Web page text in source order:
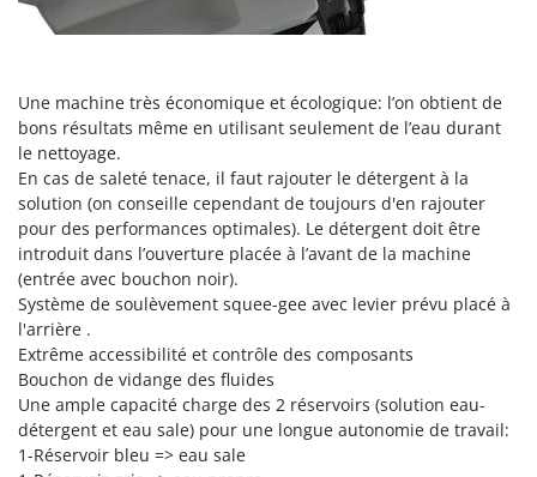
Sécateurs électriques à batterie
Sécateurs pneumatiques
Semoirs et Épandeurs d'engrais
Socs pour tracteur
Souffleurs aspirateurs pour Feuilles
Soufreuses - Poudreuses à dos
Soufreuses - Poudreuses pour tracteur
T
Taille-haies
Taille-haies à bras pour tracteur
Tarières
Tondeuses à Gazon
ITM
J JOLLY ITALIA
K
KAAZ
Karcher
Kasco
Kemper
Keter
KitchenAid
Komo
L
Laica
Une machine très économique et écologique: l’on obtient de
bons résultats même en utilisant seulement de l’eau durant
le nettoyage.
En cas de saleté tenace, il faut rajouter le détergent à la
solution (on conseille cependant de toujours d'en rajouter
pour des performances optimales). Le détergent doit être
introduit dans l’ouverture placée à l’avant de la machine
(entrée avec bouchon noir).
Système de soulèvement squee-gee avec levier prévu placé à
l'arrière .
Extrême accessibilité et contrôle des composants
Bouchon de vidange des fluides
Une ample capacité charge des 2 réservoirs (solution eau-
détergent et eau sale) pour une longue autonomie de travail:
1-Réservoir bleu => eau sale